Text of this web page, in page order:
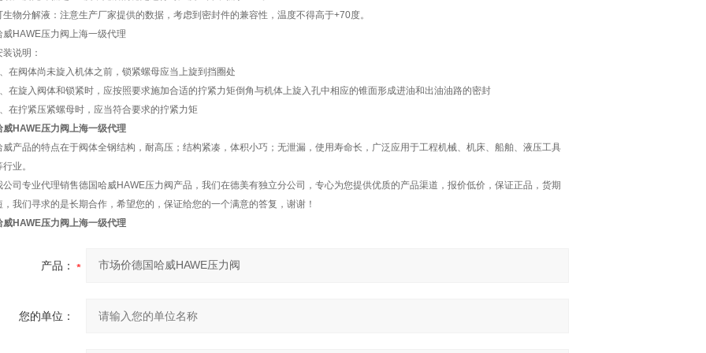
生物分解液：注意生产厂家提供的数据，考虑到密封件的兼容性，温度不得高于+70度。
威HAWE压力阀上海一级代理
装说明：
在阀体尚未旋入机体之前，锁紧螺母应当上旋到挡圈处
在旋入阀体和锁紧时，应按照要求施加合适的拧紧力矩倒角与机体上旋入孔中相应的锥面形成进油和出油油路的密封
在拧紧压紧螺母时，应当符合要求的拧紧力矩
威HAWE压力阀上海一级代理
威产品的特点在于阀体全钢结构，耐高压；结构紧凑，体积小巧；无泄漏，使用寿命长，广泛应用于工程机械、机床、船舶、液压工具
行业。
公司专业代理销售德国哈威HAWE压力阀产品，我们在德美有独立分公司，专心为您提供优质的产品渠道，报价低价，保证正品，货期
，我们寻求的是长期合作，希望您的，保证给您的一个满意的答复，谢谢！
威HAWE压力阀上海一级代理
产品：
您的单位：